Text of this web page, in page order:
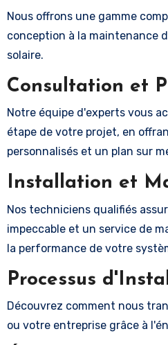
Nous offrons une gamme
conception à la maintenance
solaire.
Consultation et
Notre équipe d'experts vous
étape de votre projet, en
personnalisés et un plan sur
Installation et
Nos techniciens qualifiés
impeccable et un service de
la performance de votre
Processus
Découvrez comment nous
ou votre entreprise grâce à